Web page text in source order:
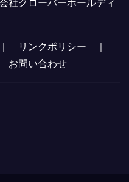
リンクポリシー ｜
お問い合わせ